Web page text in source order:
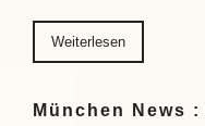
Weiterlesen
München News